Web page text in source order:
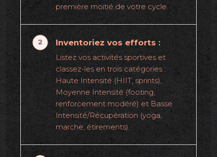
première moitié de votre cycle.
Inventoriez vos efforts :
Listez vos activités sportives et
classez-les en trois catégories :
Haute Intensité (HIIT, sprints),
Moyenne Intensité (footing,
renforcement modéré) et Basse
Intensité/Récupération (yoga,
marche, étirements).